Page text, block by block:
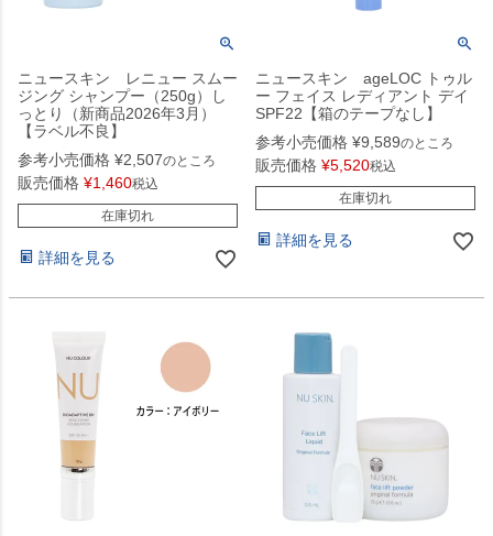
ニュースキン レニュー スムー
ジング シャンプー（250g）し
っとり（新商品2026年3月）
【ラベル不良】
参考小売価格 ¥2,507のところ
販売価格 ¥1,460税込
在庫切れ
詳細を見る
ニュースキン ageLOC トゥル
ー フェイス レディアント デイ
SPF22【箱のテープなし】
参考小売価格 ¥9,589のところ
販売価格 ¥5,520税込
在庫切れ
詳細を見る